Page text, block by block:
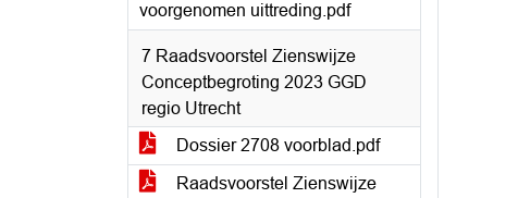
voorgenomen uittreding.pdf
7 Raadsvoorstel Zienswijze
Conceptbegroting 2023 GGD
regio Utrecht
Dossier 2708 voorblad.pdf
Raadsvoorstel Zienswijze